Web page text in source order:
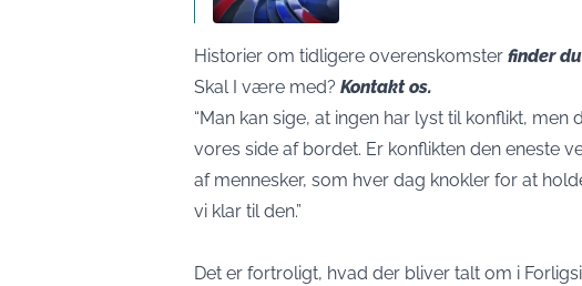
Historier om tidligere overenskomster finder
Skal I være med? Kontakt os.
“Man kan sige, at ingen har lyst til konflikt,
vores side af bordet. Er konflikten den eneste
af mennesker, som hver dag knokler for at
vi klar til den.”
Det er fortroligt, hvad der bliver talt om i